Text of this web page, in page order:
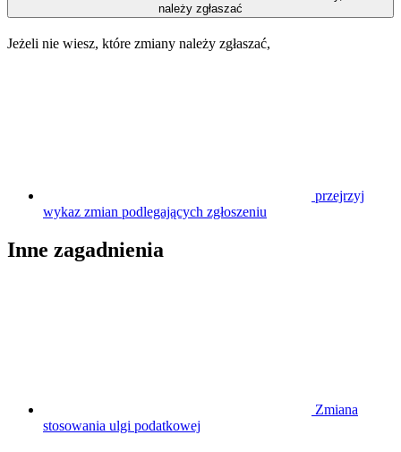
należy zgłaszać
Jeżeli nie wiesz, które zmiany należy zgłaszać,
przejrzyj
wykaz zmian podlegających zgłoszeniu
Inne zagadnienia
Zmiana
stosowania ulgi podatkowej